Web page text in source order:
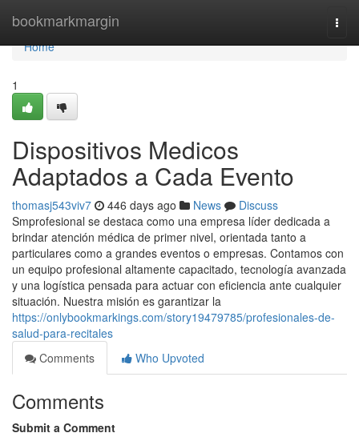
bookmarkmargin
Home
Home
1
Dispositivos Medicos
Adaptados a Cada Evento
thomasj543viv7 446 days ago News
Discuss
Smprofesional se destaca como una empresa líder dedicada a
brindar atención médica de primer nivel, orientada tanto a
particulares como a grandes eventos o empresas. Contamos con
un equipo profesional altamente capacitado, tecnología avanzada
y una logística pensada para actuar con eficiencia ante cualquier
situación. Nuestra misión es garantizar la
https://onlybookmarkings.com/story19479785/profesionales-de-
salud-para-recitales
Comments
Who Upvoted
Comments
Submit a Comment